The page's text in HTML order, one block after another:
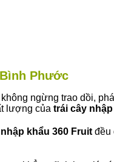
Phước
không ngừng trao dồi,
lượng của trái cây
khẩu 360 Fruit đều